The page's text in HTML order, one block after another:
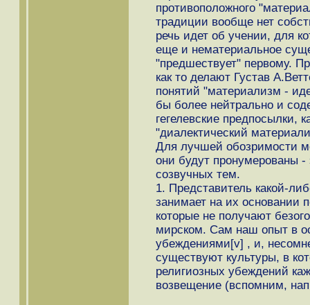
противоположного
традиции вообще нет
речь идет об учении, для
еще и нематериальное
"предшествует" первому.
как то делают Густав
понятий "материализм -
бы более нейтрально и
гегелевские предпосылки,
"диалектический
Для лучшей обозримости
они будут пронумерованы -
созвучных тем.
1. Представитель какой-
занимает на их основании
которые не получают
мирском. Сам наш опыт в
убеждениями[v] , и,
существуют культуры, в
религиозных убеждений
возвещение (вспомним,